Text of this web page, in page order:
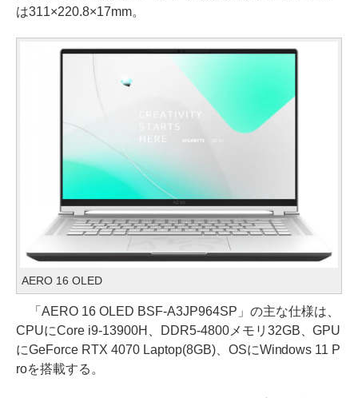
は311×220.8×17mm。
AERO 16 OLED
「AERO 16 OLED BSF-A3JP964SP」の主な仕様は、
CPUにCore i9-13900H、DDR5-4800メモリ32GB、GPU
にGeForce RTX 4070 Laptop(8GB)、OSにWindows 11 P
roを搭載する。